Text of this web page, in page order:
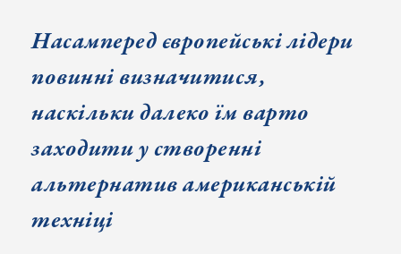
Насамперед європейські лідери
повинні визначитися,
наскільки далеко їм варто
заходити у створенні
альтернатив американській
техніці